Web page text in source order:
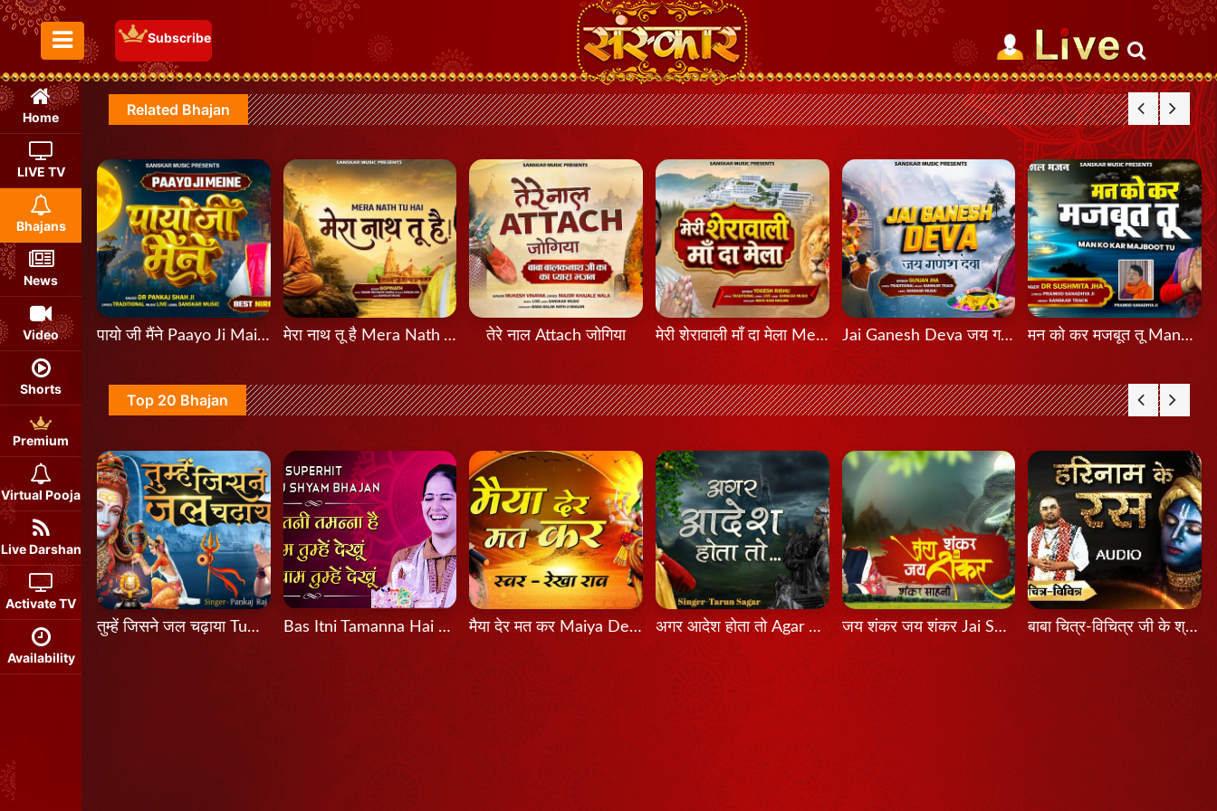
Toggle Menu
Subscribe
Home
LIVE TV
Bhajans
News
Video
Shorts
Premium
Virtual Pooja
Live Darshan
Activate TV
Availability
Related Bhajan
पायो जी मैंने Paayo Ji Maine मेरा नाथ तू है Mera Nath Tu Hai तेरे नाल Attach जोगिया मेरी शेरावाली माँ दा मेला Meri Sherawali Maa Da Mela Jai Ganesh Deva जय गणेश देवा मन को कर मजबूत तू Mann Ko Kar Majboot Tu
Top 20 Bhajan
तुम्हें जिसने जल चढ़ाया Tumhein Jisne Jal Chadhaya Bas Itni Tamanna Hai - Jaya Kishori मैया देर मत कर Maiya Der Mat Kar अगर आदेश होता तो Agar Aadesh Hota To जय शंकर जय शंकर Jai Shankar Jai Shankar बाबा चित्र-विचित्र जी के श्री मुख से श्रवण कीजिए श्रीकृष्ण का यह भजन...हरिनाम के रस...latest Bhajan